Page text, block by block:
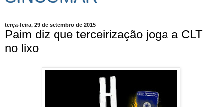
terça-feira, 29 de setembro de 2015
Paim diz que terceirização joga a CLT
no lixo